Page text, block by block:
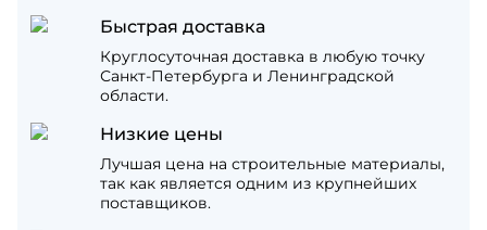
Быстрая доставка
Круглосуточная доставка в любую точку
Санкт-Петербурга и Ленинградской
области.
Низкие цены
Лучшая цена на строительные материалы,
так как является одним из крупнейших
поставщиков.